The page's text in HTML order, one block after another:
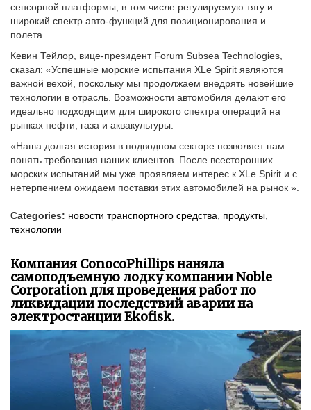
сенсорной платформы, в том числе регулируемую тягу и
широкий спектр авто-функций для позиционирования и
полета.
Кевин Тейлор, вице-президент Forum Subsea Technologies,
сказал: «Успешные морские испытания XLe Spirit являются
важной вехой, поскольку мы продолжаем внедрять новейшие
технологии в отрасль. Возможности автомобиля делают его
идеально подходящим для широкого спектра операций на
рынках нефти, газа и аквакультуры.
«Наша долгая история в подводном секторе позволяет нам
понять требования наших клиентов. После всесторонних
морских испытаний мы уже проявляем интерес к XLe Spirit и с
нетерпением ожидаем поставки этих автомобилей на рынок ».
Categories: новости транспортного средства продукты
технологии
Компания ConocoPhillips наняла
самоподъемную лодку компании Noble
Corporation для проведения работ по
ликвидации последствий аварии на
электростанции Ekofisk.